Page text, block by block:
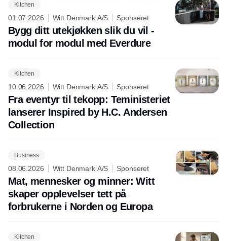
Kitchen
01.07.2026 Witt Denmark A/S Sponseret
Bygg ditt utekjøkken slik du vil -
modul for modul med Everdure
Kitchen
10.06.2026 Witt Denmark A/S Sponseret
Fra eventyr til tekopp: Teministeriet
lanserer Inspired by H.C. Andersen
Collection
Business
08.06.2026 Witt Denmark A/S Sponseret
Mat, mennesker og minner: Witt
skaper opplevelser tett på
forbrukerne i Norden og Europa
Kitchen